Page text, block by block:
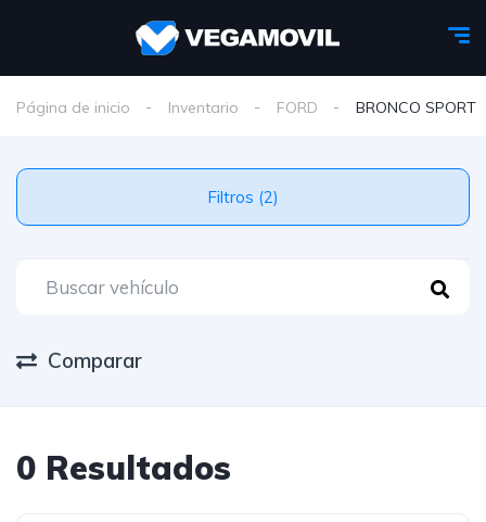
Página de inicio Inventario FORD BRONCO SPORT
Filtros (2)
Comparar
0 Resultados